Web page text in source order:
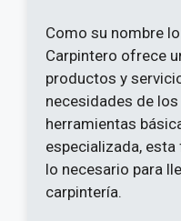
Como su nombre
Carpintero ofrece
productos y
necesidades de
herramientas
especializada,
lo necesario para
carpintería.